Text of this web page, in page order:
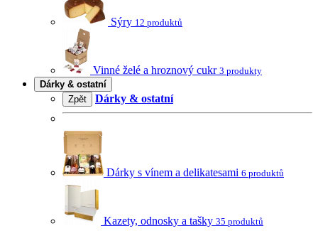
Sýry 12 produktů
Vinné želé a hroznový cukr 3 produkty
Dárky & ostatní
Zpět
Dárky & ostatní
Dárky s vínem a delikatesami 6 produktů
Kazety, odnosky a tašky 35 produktů